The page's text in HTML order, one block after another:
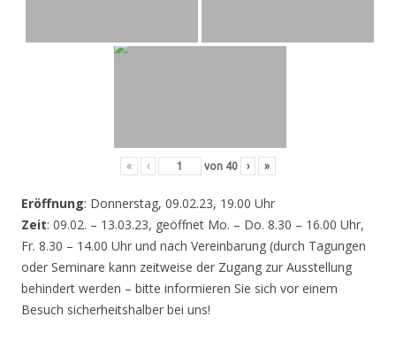
« ‹ von 40 › »
Eröffnung: Donnerstag, 09.02.23, 19.00 Uhr
Zeit: 09.02. – 13.03.23, geöffnet Mo. – Do. 8.30 – 16.00 Uhr,
Fr. 8.30 – 14.00 Uhr und nach Vereinbarung (durch Tagungen
oder Seminare kann zeitweise der Zugang zur Ausstellung
behindert werden – bitte informieren Sie sich vor einem
Besuch sicherheitshalber bei uns!